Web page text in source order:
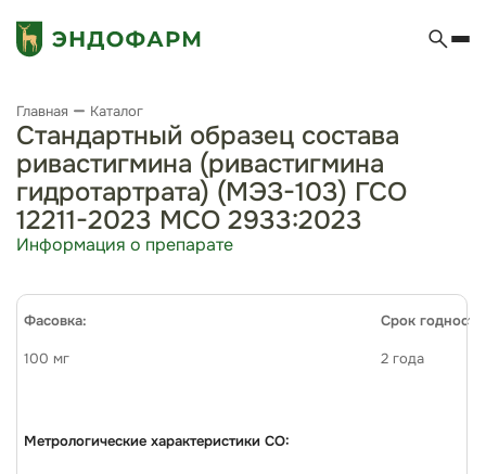
Главная Каталог
Стандартный образец состава
ривастигмина (ривастигмина
гидротартрата) (МЭЗ-103) ГСО
12211-2023 МСО 2933:2023
Информация о препарате
Фасовка:
100 мг
Срок
2 года
Метрологические характеристики СО: